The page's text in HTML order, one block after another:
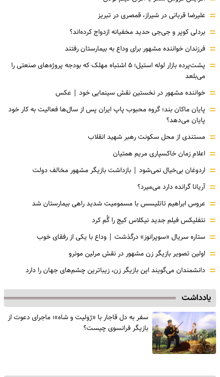
= علیرضا قربانی در شیراز، قمصری در تبریز
= بردلی کوپر و جی‌جی حدید مخفیانه ازدواج کرده‌اند؟
= فرزندان خواننده مشهور برای وداع به بیمارستان رفتند
=
پشت‌پرده بازار لوله استیل؛ ۵ اشتباه مهلک که بودجه پروژه‌های صنعتی را
می‌بلعد
= خواننده مشهور در نخستین نقش سینمایی خود |‌ عکس
= پایان ماکان بند؛ گروه محبوب پاپ ایران پس از سال‌ها فعالیت به کار خود
پایان می‌دهد؟
= مستندی از محل سکونت رهبر شهید انقلاب
= اعلام زمان خاکسپاری مریم همتیان
= اردوغان بی‌خیال نمی‌شود | بازداشت بازیگر مشهور مخالف دولت
= آریانا گرانده دارد می‌میرد؟
= عروس ابراهیم تاتلیسس با مسمومیت شدید راهی بیمارستان شد
= نتفلیکس فیلم جدید نیکلاس کیج را گُم کرد
= ستاره سریال «سوپرانوز» درگذشت | وداع با یکی از رفقای خوب
= اولین تصویر بازیگر زن مشهور در نقش مرلین مونرو
= دانشمندان می‌گویند این بازیگر زن، زیباترین چشم‌های جهان را دارد
یادداشت
سفر به دل قاجار با «ژولیت و شاه»؛ ماجرای دعوت از
‌بازیگر فرانسوی چیست؟